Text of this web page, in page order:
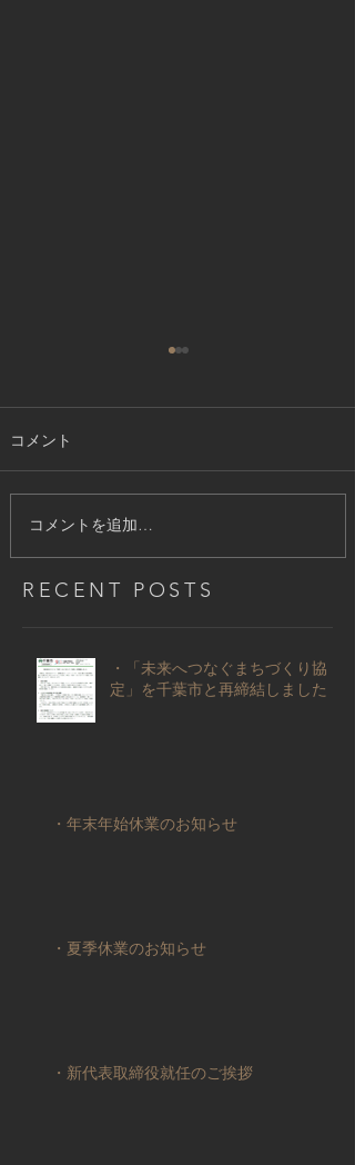
拝啓 師走の候、ますますご健
勝のこととお喜び申し上げま
す。平素は格別のご高配を賜
り、厚くお礼申し上げます。 さ
て、弊社では年末年始の休業日
には大変ご迷惑をおかけいたし
■年
コメント
コメントを追加…
RECENT POSTS
・「未来へつなぐまちづくり協
定」を千葉市と再締結しました
・年末年始休業のお知らせ
・夏季休業のお知らせ
・新代表取締役就任のご挨拶